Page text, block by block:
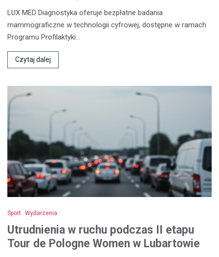
LUX MED Diagnostyka oferuje bezpłatne badania
mammograficzne w technologii cyfrowej, dostępne w ramach
Programu Profilaktyki…
Czytaj dalej
Sport Wydarzenia
Utrudnienia w ruchu podczas II etapu
Tour de Pologne Women w Lubartowie